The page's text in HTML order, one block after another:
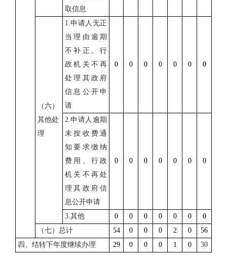
取信息
（六）
其他处
理
1.申请人无正
当理由逾期
不补正、行
政机关不再
处理其政府
信息公开申
请
0 0 0 0 0 0 0
2.申请人逾期
未按收费通
知要求缴纳
费用、行政
机关不再处
理其政府信
息公开申请
0 0 0 0 0 0 0
3.其他 0 0 0 0 0 0
0
（七）总计
54 0 0 0 2 0
56
四、结转下年度继续办理
29 0 0 0 1 0 30